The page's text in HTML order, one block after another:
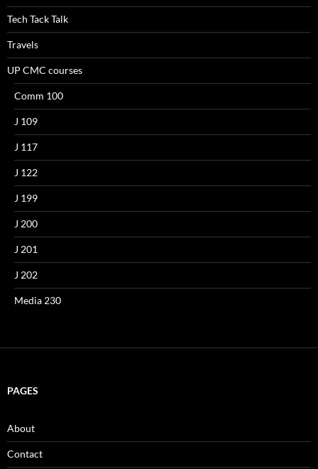
Tech Tack Talk
Travels
UP CMC courses
Comm 100
J 109
J 117
J 122
J 199
J 200
J 201
J 202
Media 230
PAGES
About
Contact